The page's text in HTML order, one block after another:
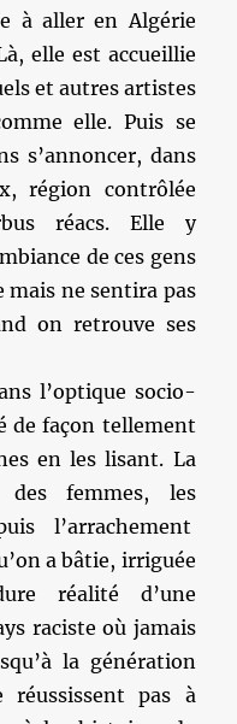
à aller en Algérie
elle est accueillie
et autres artistes
elle. Puis se
s’annoncer, dans
région contrôlée
réacs. Elle y
de ces gens
mais ne sentira pas
on retrouve ses
l’optique socio-
de façon tellement
en les lisant. La
des femmes, les
l’arrachement
a bâtie, irriguée
réalité d’une
raciste où jamais
la génération
réussissent pas à